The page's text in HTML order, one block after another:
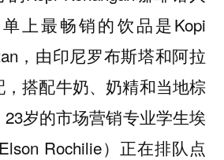
上最畅销的饮品是Kopi
，由印尼罗布斯塔和阿拉
搭配牛奶、奶精和当地棕
岁的市场营销专业学生埃
Rochilie）正在排队点